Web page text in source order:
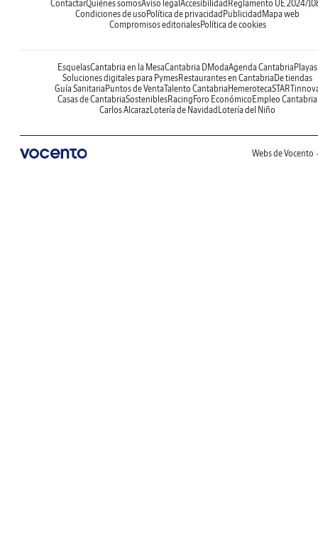
ContactarQuiénes somosAviso legal Accesibilidad Reglamento UE 2024/
Condiciones de uso Política de privacidad Publicidad Mapa web
Compromisos editorialesPolítica de cookies
EsquelasCantabria en la MesaCantabria DModaAgenda Cantabria Playas
Soluciones digitales para PymesRestaurantes en Cantabria De tiendas
Guía Sanitaria Puntos de VentaTalento Cantabria Hemeroteca
Casas de CantabriaSosteniblesRacing Foro Económico Empleo Cantabria
Carlos AlcarazLotería de Navidad Lotería del Niño
Webs de Vocento